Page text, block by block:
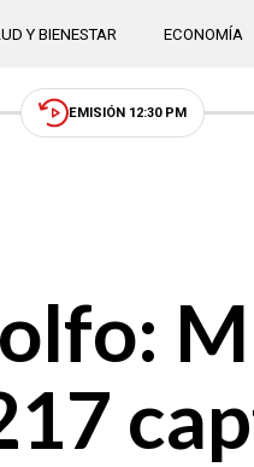
Y BIENESTAR ECONOMÍA
EMISIÓN 12:30 PM